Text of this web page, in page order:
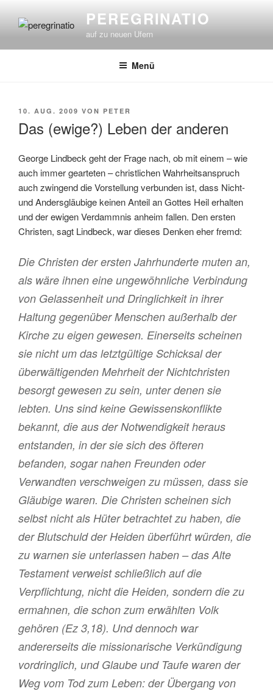
Inhalt
PEREGRINATIO
auf zu neuen Ufern
Menü
VERÖFFENTLICHT
10. AUG. 2009 VON PETER
Das (ewige?) Leben der anderen
George Lindbeck geht der Frage nach, ob mit einem – wie
auch immer gearteten – christlichen Wahrheitsanspruch
auch zwingend die Vorstellung verbunden ist, dass Nicht-
und Andersgläubige keinen Anteil an Gottes Heil erhalten
und der ewigen Verdammnis anheim fallen. Den ersten
Christen, sagt Lindbeck, war dieses Denken eher fremd:
Die Christen der ersten Jahrhunderte muten an,
als wäre ihnen eine ungewöhnliche Verbindung
von Gelassenheit und Dringlichkeit in ihrer
Haltung gegenüber Menschen außerhalb der
Kirche zu eigen gewesen. Einerseits scheinen
sie nicht um das letztgültige Schicksal der
überwältigenden Mehrheit der Nichtchristen
besorgt gewesen zu sein, unter denen sie
lebten. Uns sind keine Gewissenskonflikte
bekannt, die aus der Notwendigkeit heraus
entstanden, in der sie sich des öfteren
befanden, sogar nahen Freunden oder
Verwandten verschweigen zu müssen, dass sie
Gläubige waren. Die Christen scheinen sich
selbst nicht als Hüter betrachtet zu haben, die
der Blutschuld der Heiden überführt würden, die
zu warnen sie unterlassen haben – das Alte
Testament verweist schließlich auf die
Verpflichtung, nicht die Heiden, sondern die zu
ermahnen, die schon zum erwählten Volk
gehören (Ez 3,18). Und dennoch war
andererseits die missionarische Verkündigung
vordringlich, und Glaube und Taufe waren der
Weg vom Tod zum Leben: der Übergang von